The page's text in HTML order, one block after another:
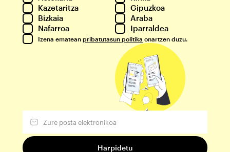
Kazetaritza
Gipuzkoa
Bizkaia
Araba
Nafarroa
Iparraldea
Izena ematean pribatutasun politika onartzen duzu.